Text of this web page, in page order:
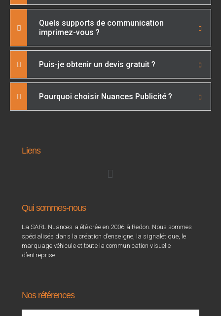
Quels supports de communication
imprimez-vous ?
Puis-je obtenir un devis gratuit ?
Pourquoi choisir Nuances Publicité ?
Liens
Qui sommes-nous
La SARL Nuances a été crée en 2006 à Redon. Nous sommes
spécialisés dans la création d’enseigne, la signalétique, le
marquage véhicule et toute la communication visuelle
d’entreprise.
Nos références